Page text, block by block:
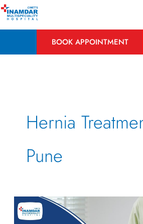
Skip
BOOK APPOINTMENT
Hernia
Pune